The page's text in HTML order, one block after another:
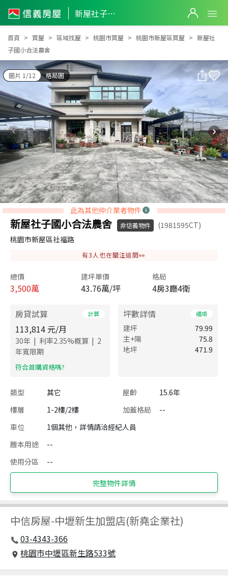
新屋社子國小合法農舍
新屋社子國小合法農舍
首頁 買屋 區域找屋 桃園市買屋 桃園市新屋區買屋
新屋社
子國小合法農舍
圖片 1/12 格局圖
此為其他仲介業者物件
新屋社子國小合法農舍 非信義物件
(1981595CT)
桃園市新屋區社福路
有3 人也在關注這間👀
總價
3,500萬
建坪單價
43.76萬/坪
格局
4房3廳4衛
房貸試算 計算
113,814 元/月
30年 | 利率2.35%概算 | 2
年寬限期
​符合首購資格嗎?
坪數詳情 細項
建坪
79.99
主+陽
75.8
地坪
471.9
類型 其它 屋齡
15.6年
樓層
1-2樓/2樓 加蓋格局
--
車位
1個其他，詳情請洽經紀人員
謄本用途
--
使用分區
--
完整物件詳情
中信房屋-中壢新生加盟店(新堯企業社)
03-4343-366
桃園市中壢區新生路533號